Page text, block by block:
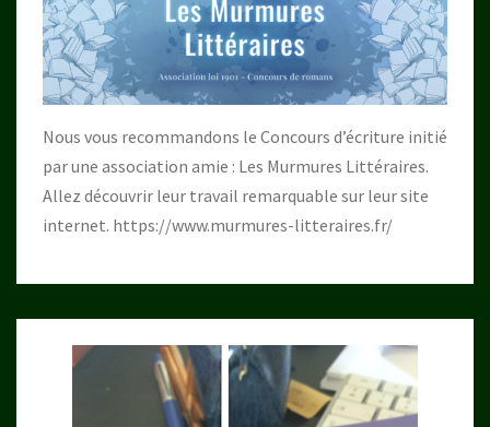
Nous vous recommandons le Concours d’écriture initié
par une association amie : Les Murmures Littéraires.
Allez découvrir leur travail remarquable sur leur site
internet. https://www.murmures-litteraires.fr/